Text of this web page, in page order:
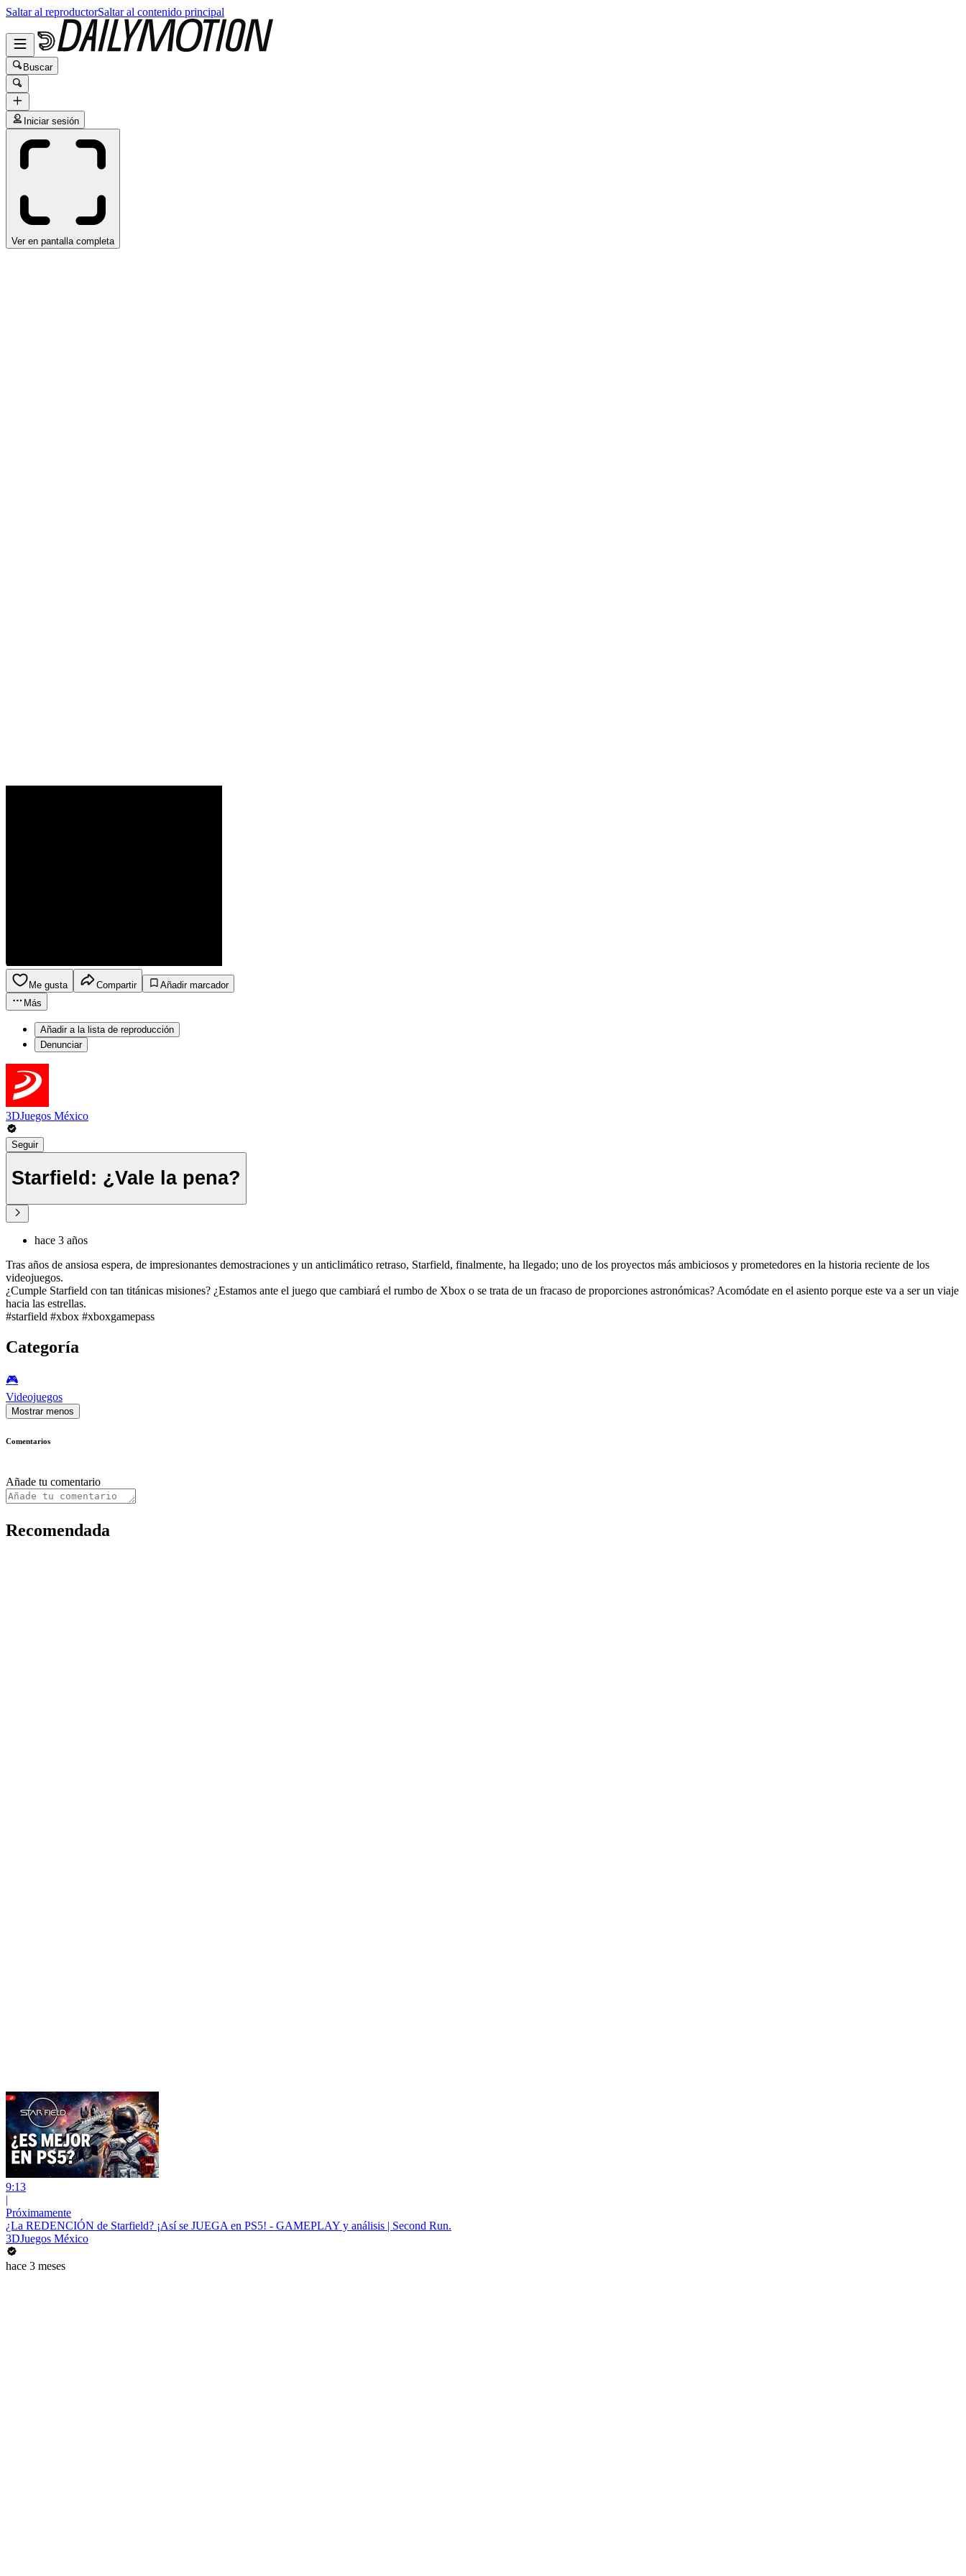
Saltar al reproductorSaltar al contenido principal
Buscar
Iniciar sesión
Ver en pantalla completa
Me gusta Compartir
Añadir marcador
Más
Añadir a la lista de reproducción
Denunciar
3DJuegos México
Seguir
Starfield: ¿Vale la pena?
hace 3 años
Tras años de ansiosa espera, de impresionantes demostraciones y un anticlimático retraso, Starfield, finalmente, ha llegado; uno de los proyectos más ambiciosos y prometedores en la historia reciente de los
videojuegos.
¿Cumple Starfield con tan titánicas misiones? ¿Estamos ante el juego que cambiará el rumbo de Xbox o se trata de un fracaso de proporciones astronómicas? Acomódate en el asiento porque este va a ser un viaje
hacia las estrellas.
#starfield #xbox #xboxgamepass
Categoría
🎮️
Videojuegos
Mostrar menos
Comentarios
Añade tu comentario
Recomendada
9:13
|
Próximamente
¿La REDENCIÓN de Starfield? ¡Así se JUEGA en PS5! - GAMEPLAY y análisis | Second Run.
3DJuegos México
hace 3 meses